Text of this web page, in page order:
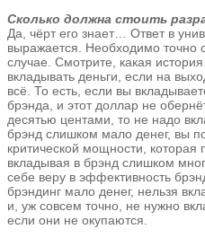
Сколько должна стоить
Да, чёрт его знает… Ответ в
выражается. Необходимо точно
случае. Смотрите, какая
вкладывать деньги, если на
всё. То есть, если вы
брэнда, и этот доллар не
десятью центами, то не надо
брэнд слишком мало денег, вы
критической мощности, которая
вкладывая в брэнд слишком
себе веру в эффективность
брэндинг мало денег, нельзя
и, уж совсем точно, не нужно
если они не окупаются.